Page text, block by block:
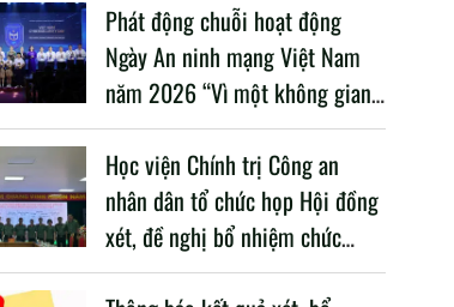
Phát động chuỗi hoạt động
Ngày An ninh mạng Việt Nam
năm 2026 “Vì một không gian
mạng nhân văn cho mỗi người”
Học viện Chính trị Công an
nhân dân tổ chức họp Hội đồng
xét, đề nghị bổ nhiệm chức
danh giảng dạy năm học 2025